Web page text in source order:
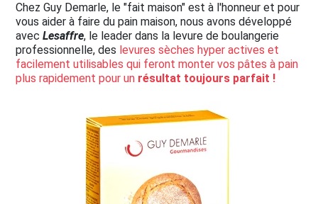
Chez Guy Demarle, le "fait maison" est à l'honneur et pour
vous aider à faire du pain maison, nous avons développé
avec Lesaffre, le leader dans la levure de boulangerie
professionnelle, des levures sèches hyper actives et
facilement utilisables qui feront monter vos pâtes à pain
plus rapidement pour un résultat toujours parfait !